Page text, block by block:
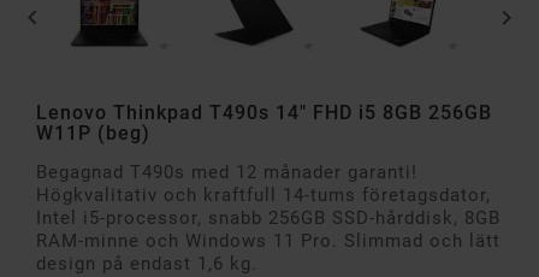
 
Lenovo Thinkpad T490s 14" FHD i5 8GB 256GB
W11P (beg)
Begagnad T490s med 12 månader garanti!
Högkvalitativ och kraftfull 14-tums företagsdator,
Intel i5-processor, snabb 256GB SSD-hårddisk, 8GB
RAM-minne och Windows 11 Pro. Slimmad och lätt
design på endast 1,6 kg.